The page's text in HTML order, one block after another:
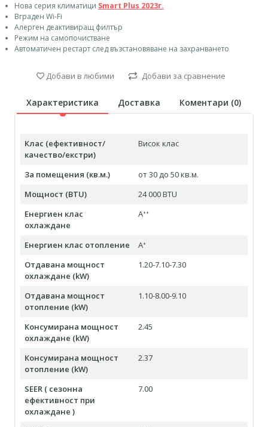
Нова серия климатици Smart Plus 2023г.
Вграден Wi-Fi
Алерген деактивиращ филтър
Режим на самопочистване
Автоматичен рестарт след възстановяване на захранването
Добави в любими Добави за сравнение
Характеристика Доставка Коментари (0)
Клас (ефективност/
качество/екстри)
Висок клас
За помещения (кв.м.)
от 30 до 50 кв.м.
Мощност (BTU)
24 000 BTU
Енергиен клас
охлаждане
Aᐩᐩ
Енергиен клас отопление
Aᐩ
Отдавана мощност
охлаждане (kW)
1.20-7.10-7.30
Отдавана мощност
отопление (kW)
1.10-8.00-9.10
Консумирана мощност
охлаждане (kW)
2.45
Консумирана мощност
отопление (kW)
2.37
SEER ( сезонна
ефективност при
охлаждане )
7.00